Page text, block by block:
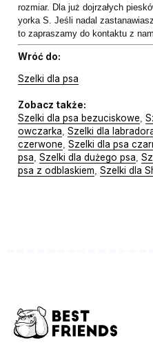
rozmiar. Dla już dojrzałych
yorka S. Jeśli nadal
to zapraszamy do kontaktu z
Wróć do:
Szelki dla psa
Zobacz także:
Szelki dla psa bezuciskowe,
owczarka, Szelki dla
czerwone, Szelki dla psa
psa, Szelki dla dużego psa,
psa z odblaskiem, Szelki dla